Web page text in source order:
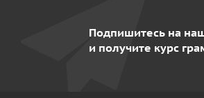
Подпишитесь на
и получите курс